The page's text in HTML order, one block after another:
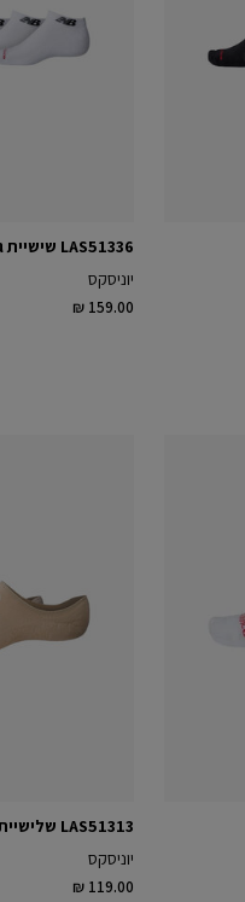
LAS51336 שישיית גרביים יומיומיות
יוניסקס
₪ 159.00
LAS51313 שלישיית גרבי חצי
יוניסקס
₪ 119.00